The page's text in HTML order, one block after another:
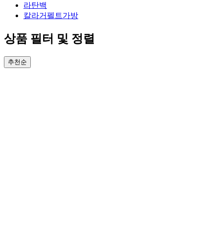
라탄백
칼라거펠트가방
상품 필터 및 정렬
추천순